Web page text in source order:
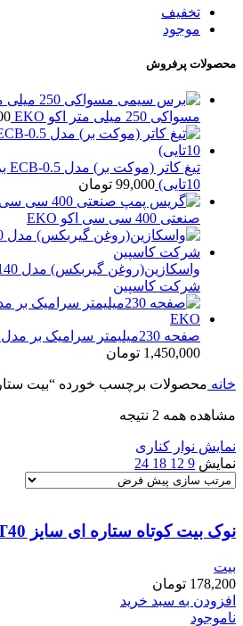
تخفیف
موجود
محصولات پرفروش
مسواکی 250 میلی متر اکو EKO
10تایی)
99,000 تومان
صنعتی 400 سی سی اکو EKO
شرکت کاسپین
صفحه 230میلیمتر سرامیک بر مدل ECD-230 برند اکو EKO
1,450,000 تومان
خانه محصولات برچسب خورده “بیت
مشاهده همه 2 نتیجه
نمایش نوار کناری
نمایش 9
12
18
24
نوک بیت کوتاه ستاره ای سایز T40 جنس S2 اصلی
بیت
178,200 تومان
افزودن به سبد خرید
ناموجود